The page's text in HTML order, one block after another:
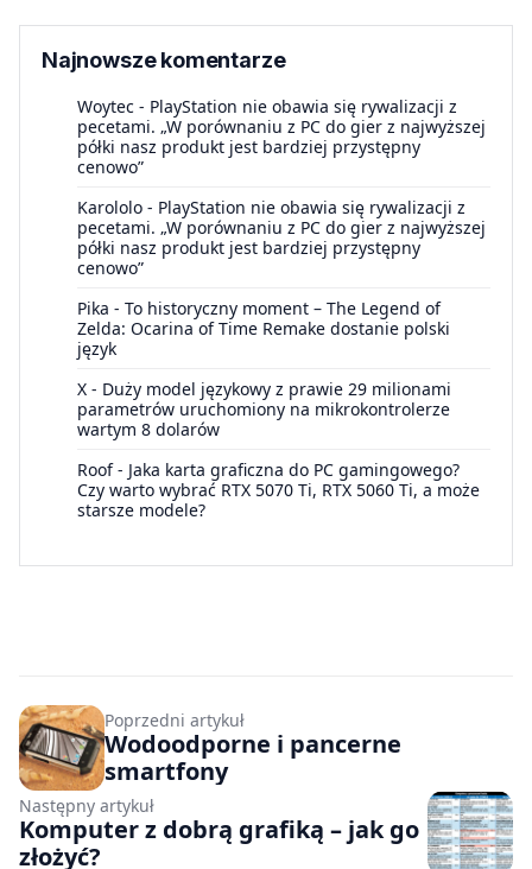
Najnowsze komentarze
Woytec - PlayStation nie obawia się rywalizacji z
pecetami. „W porównaniu z PC do gier z najwyższej
półki nasz produkt jest bardziej przystępny
cenowo”
Karololo - PlayStation nie obawia się rywalizacji z
pecetami. „W porównaniu z PC do gier z najwyższej
półki nasz produkt jest bardziej przystępny
cenowo”
Pika - To historyczny moment – The Legend of
Zelda: Ocarina of Time Remake dostanie polski
język
X - Duży model językowy z prawie 29 milionami
parametrów uruchomiony na mikrokontrolerze
wartym 8 dolarów
Roof- Jaka karta graficzna do PC gamingowego?
Czy warto wybrać RTX 5070 Ti, RTX 5060 Ti, a może
starsze modele?
Poprzedni artykuł
Wodoodporne i pancerne
smartfony
Następny artykuł
Komputer z dobrą grafiką – jak go
złożyć?